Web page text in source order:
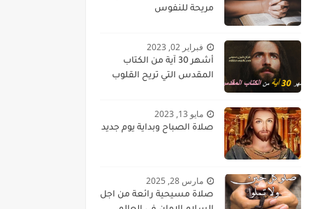
مريحة للنفوس
فبراير 02, 2023
أشهر 30 آية من الكتاب
المقدس التي تريح القلوب
مايو 13, 2023
صلاة الصباح وبداية يوم جديد
مارس 28, 2025
صلاة مسيحية رائعة من اجل